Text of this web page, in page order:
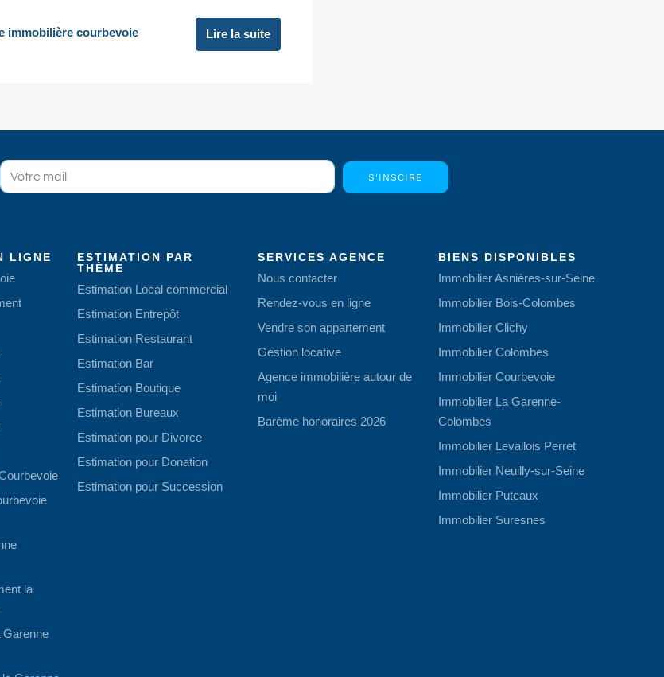
immobilière courbevoie Lire la suite
S'INSCIRE
LIGNE
la
Garenne
ESTIMATION PAR
THÈME
Estimation Local commercial
Estimation Entrepôt
Estimation Restaurant
Estimation Bar
Estimation Boutique
Estimation Bureaux
Estimation pour Divorce
Estimation pour Donation
Estimation pour Succession
SERVICES AGENCE
Nous contacter
Rendez-vous en ligne
Vendre son appartement
Gestion locative
Agence immobilière autour de
moi
Barème honoraires 2026
BIENS DISPONIBLES
Immobilier Asnières-sur-Seine
Immobilier Bois-Colombes
Immobilier Clichy
Immobilier Colombes
Immobilier Courbevoie
Immobilier La Garenne-
Colombes
Immobilier Levallois Perret
Immobilier Neuilly-sur-Seine
Immobilier Puteaux
Immobilier Suresnes